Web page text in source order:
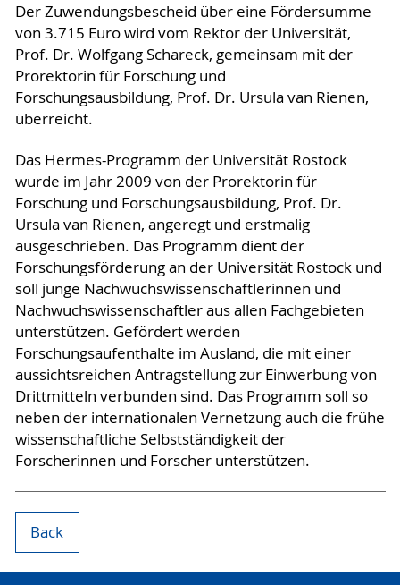
Der Zuwendungsbescheid über eine Fördersumme
von 3.715 Euro wird vom Rektor der Universität,
Prof. Dr. Wolfgang Schareck, gemeinsam mit der
Prorektorin für Forschung und
Forschungsausbildung, Prof. Dr. Ursula van Rienen,
überreicht.
Das Hermes-Programm der Universität Rostock
wurde im Jahr 2009 von der Prorektorin für
Forschung und Forschungsausbildung, Prof. Dr.
Ursula van Rienen, angeregt und erstmalig
ausgeschrieben. Das Programm dient der
Forschungsförderung an der Universität Rostock und
soll junge Nachwuchswissenschaftlerinnen und
Nachwuchswissenschaftler aus allen Fachgebieten
unterstützen. Gefördert werden
Forschungsaufenthalte im Ausland, die mit einer
aussichtsreichen Antragstellung zur Einwerbung von
Drittmitteln verbunden sind. Das Programm soll so
neben der internationalen Vernetzung auch die frühe
wissenschaftliche Selbstständigkeit der
Forscherinnen und Forscher unterstützen.
Back